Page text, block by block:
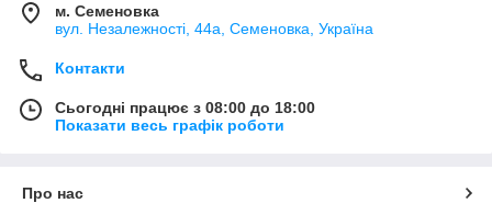
м. Семеновка
вул. Незалежності, 44а, Семеновка, Україна
Контакти
Сьогодні працює з 08:00 до 18:00
Показати весь графік роботи
Про нас